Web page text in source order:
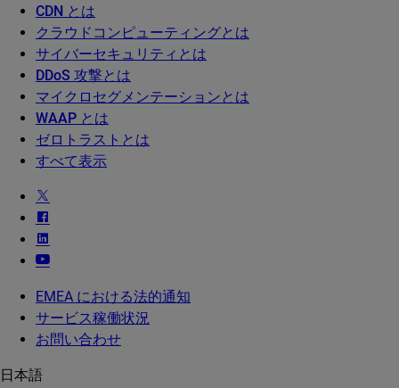
CDN とは
クラウドコンピューティングとは
サイバーセキュリティとは
DDoS 攻撃とは
マイクロセグメンテーションとは
WAAP とは
ゼロトラストとは
すべて表示
EMEA における法的通知
サービス稼働状況
お問い合わせ
日本語